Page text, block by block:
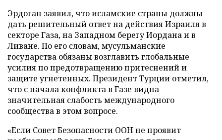
Эрдоган заявил, что исламские страны должны
дать решительный ответ на действия Израиля в
секторе Газа, на Западном берегу Иордана и в
Ливане. По его словам, мусульманские
государства обязаны возглавить глобальные
усилия по предотвращению притеснений и
защите угнетенных. Президент Турции отметил,
что с начала конфликта в Газе видна
значительная слабость международного
сообщества в этом вопросе.
«Если Совет Безопасности ООН не проявит